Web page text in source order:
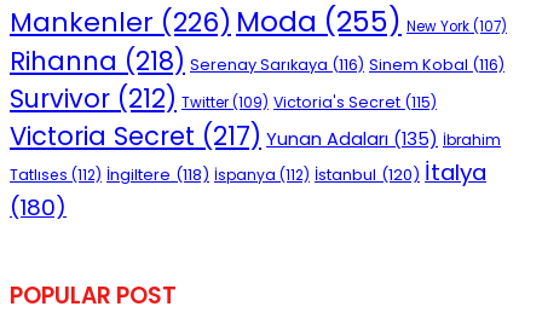
Mankenler (226) Moda (255) New York(107)
Rihanna (218) Serenay Sarıkaya (116) Sinem Kobal (116)
Survivor (212) Twitter(109) Victoria's Secret (115)
Victoria Secret (217) Yunan Adaları (135) İbrahim
Tatlıses (112) İngiltere (118) İspanya (112) İstanbul (120) İtalya
(180)
POPULAR POST